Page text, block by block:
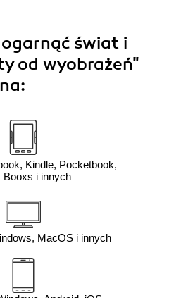
świat i
od wyobrażeń"
Kindle, Pocketbook,
Booxs i innych
MacOS i innych